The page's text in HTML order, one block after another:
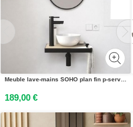
Meuble lave-mains SOHO plan fin p-serviette côté vasque blanche + miroir
189,00 €